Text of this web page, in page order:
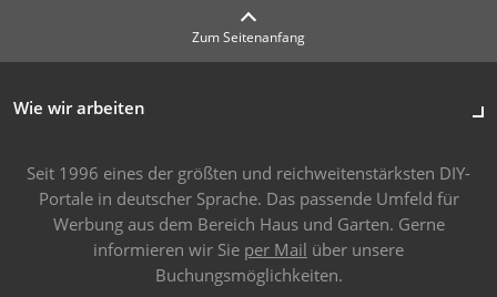
Zum Seitenanfang
Wie wir arbeiten
Seit 1996 eines der größten und reichweitenstärksten DIY-
Portale in deutscher Sprache. Das passende Umfeld für
Werbung aus dem Bereich Haus und Garten. Gerne
informieren wir Sie per Mail über unsere
Buchungsmöglichkeiten.